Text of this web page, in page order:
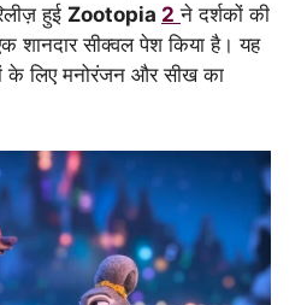
हुई Zootopia 2 ने दर्शकों की
शानदार सीक्वल पेश किया है। यह
के लिए मनोरंजन और सीख का